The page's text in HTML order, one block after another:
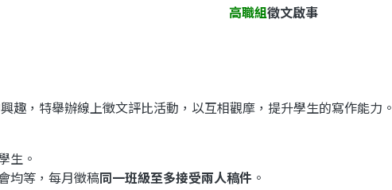
高職組徵文啟事
趣，特舉辦線上徵文評比活動，以互相觀摩，提升學生的寫作能力。
生。
均等，每月徵稿同一班級至多接受兩人稿件 。